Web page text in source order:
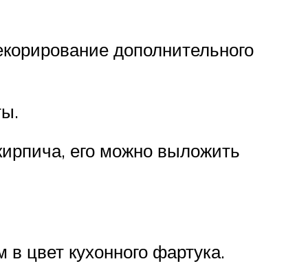
дополнительного
его можно выложить
цвет кухонного фартука.